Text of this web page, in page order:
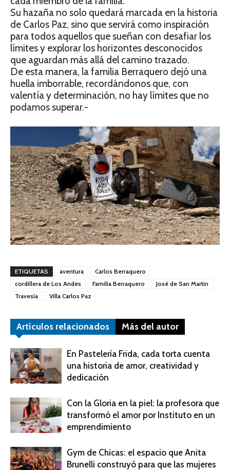
Su hazaña no solo quedará marcada en la historia
de Carlos Paz, sino que servirá como inspiración
para todos aquellos que sueñan con desafiar los
límites y explorar los horizontes desconocidos
que aguardan más allá del camino trazado.
De esta manera, la familia Berraquero dejó una
huella imborrable, recordándonos que, con
valentía y determinación, no hay límites que no
podamos superar.-
ETIQUETAS aventura
Carlos Berraquero
cordillera de Los Andes
Familia Berraquero
José de San Martin
Travesía
Villa Carlos Paz
Artículos relacionados Más del autor
En Pastelería Frida, cada torta cuenta
una historia de amor, creatividad y
dedicación
Con la Gloria en la piel: la profesora que
transformó el amor por Instituto en un
emprendimiento
Gym de Chicas: el espacio que Anita
Brunelli construyó para que las mujeres